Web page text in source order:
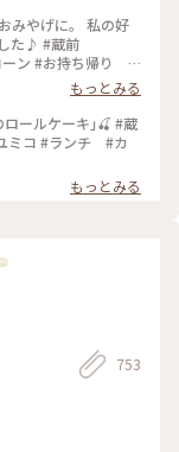
みやげに。 私の好
た♪ #蔵前
ン #お持ち帰り #
もっとみる
コ #ランチ #カ
もっとみる
753